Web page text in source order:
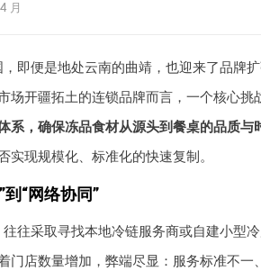
4 月
即便是地处云南的曲靖，也迎来了品牌
场开疆拓土的连锁品牌而言，一个核心挑
系，确保冻品食材从源头到餐桌的品质与
现规模化、标准化的快速复制。
“网络协同”
往采取寻找本地冷链服务商或自建小型
门店数量增加，弊端尽显：服务标准不一